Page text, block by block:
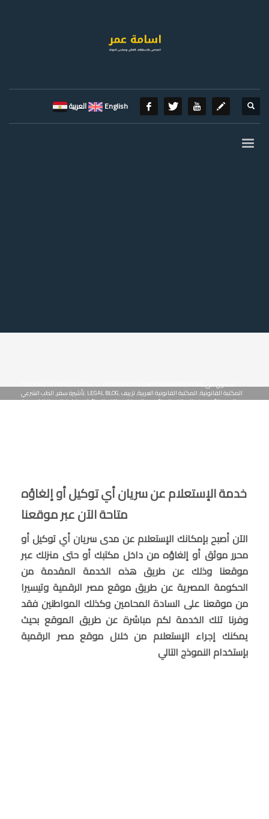
English
TUESDAY, 25 AUGUST 2020 / PUBLISHED INUNCATEGORIZED,VISAS,الحصول على
تأشيرة سفر,الطب الشرعي ,LEGAL BLOG, المكتبة القانونية,المكتبة القانونية العربية,تزييف
وتزوير,جنائى,صرف المبالغ والودائع من المحاكم و (قلم الودائع),صيغ اعلانات وانذارات,صيغ
خدمة الإستعلام عن سريان أي توكيل أو إلغاؤه
متاحة الآن عبر موقعنا
الآن أصبح بإمكانك الإستعلام عن مدى سريان أي توكيل أو
محرر موثق أو إلغاؤه من داخل مكتبك أو حتى منزلك عبر
موقعنا وذلك عن طريق هذه الخدمة المقدمة من
الحكومة المصرية عن طريق موقع مصر الرقمية وتيسيرا
من موقعنا على السادة المحامين وكذلك المواطنين فقد
وفرنا تلك الخدمة لكم مباشرة عن طريق الموقع بحيث
يمكنك إجراء الإستعلام من خلال موقع مصر الرقمية
بإستخدام النموذج التالي